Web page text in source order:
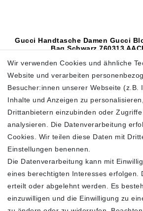
Gucci Handtasche Damen Gucci
Bag Schwarz 760313
1.300,00 €
inkl. ges. MwSt. zzgl.
In den Warenkorb
SHOP
Impressum
Daten­schutz­erklärung
AGB
Wir verwenden Cookies und ähnliche
Website und verarbeiten
Besucher:innen unserer Webseite (z.B.
Inhalte und Anzeigen zu
Drittanbietern einzubinden oder
analysieren. Die Datenverarbeitung
Cookies. Wir teilen diese Daten mit
Einstellungen benennen.
Die Datenverarbeitung kann mit
eines berechtigten Interesses erfolgen.
erteilt oder abgelehnt werden. Es
einzuwilligen und die Einwilligung zu